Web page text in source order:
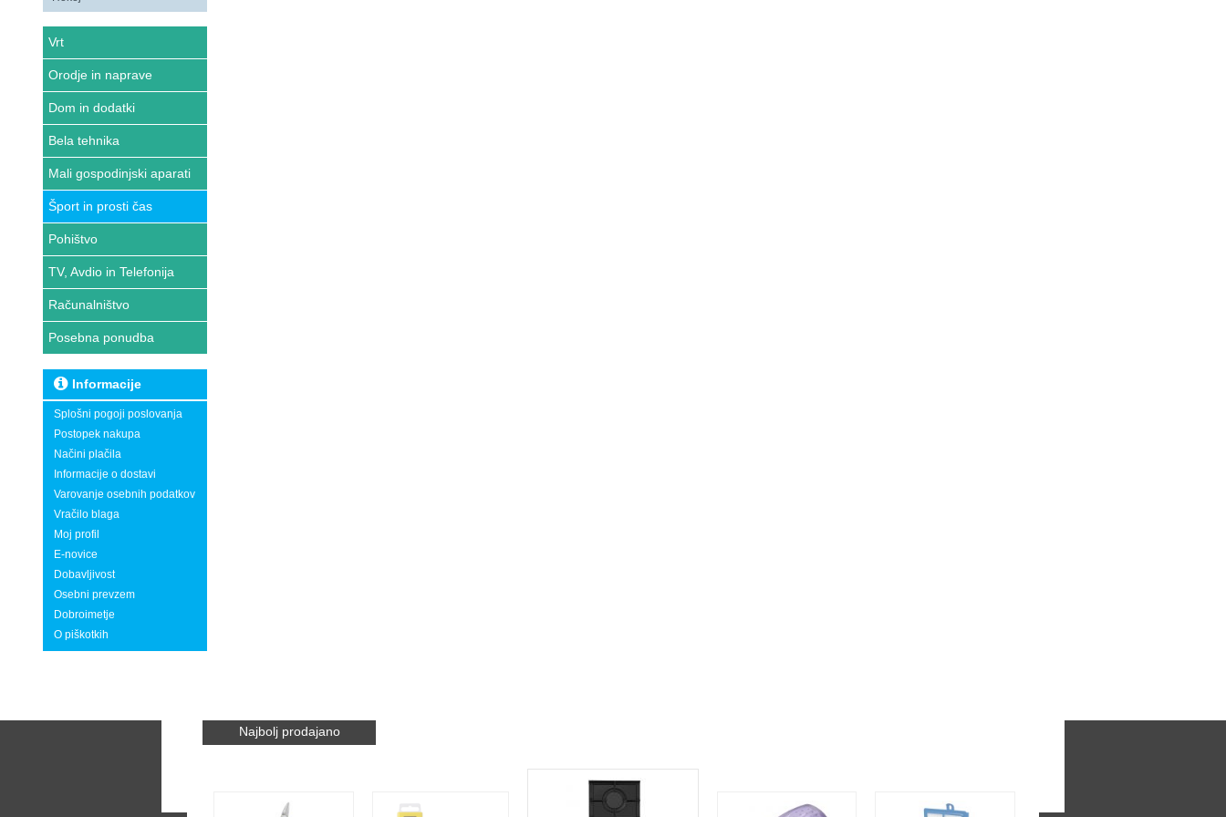
Vrt
Orodje in naprave
Dom in dodatki
Bela tehnika
Mali gospodinjski aparati
Šport in prosti čas
Pohištvo
TV, Avdio in Telefonija
Računalništvo
Posebna ponudba
Informacije
Splošni pogoji poslovanja
Postopek nakupa
Načini plačila
Informacije o dostavi
Varovanje osebnih podatkov
Vračilo blaga
Moj profil
E-novice
Dobavljivost
Osebni prevzem
Dobroimetje
O piškotkih
Najbolj prodajano